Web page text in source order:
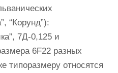
“Корунд”):
7Д-0,125 и
6F22 разных
типоразмеру относятся